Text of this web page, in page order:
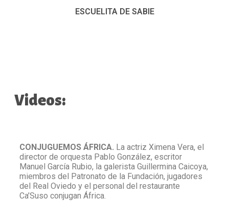
ESCUELITA DE SABIE
Videos:
CONJUGUEMOS ÁFRICA. La actriz Ximena Vera, el
director de orquesta Pablo González, escritor
Manuel García Rubio, la galerista Guillermina Caicoya,
miembros del Patronato de la Fundación, jugadores
del Real Oviedo y el personal del restaurante
Ca’Suso conjugan África.